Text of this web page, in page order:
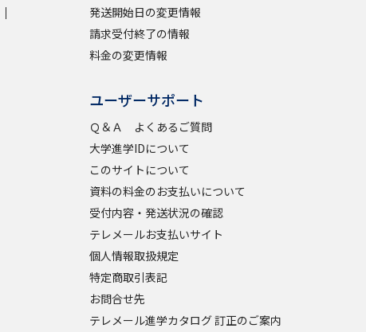
発送開始日の変更情報
請求受付終了の情報
料金の変更情報
ユーザーサポート
Ｑ＆Ａ よくあるご質問
大学進学IDについて
このサイトについて
資料の料金のお支払いについて
受付内容・発送状況の確認
テレメールお支払いサイト
個人情報取扱規定
特定商取引表記
お問合せ先
テレメール進学カタログ 訂正のご案内